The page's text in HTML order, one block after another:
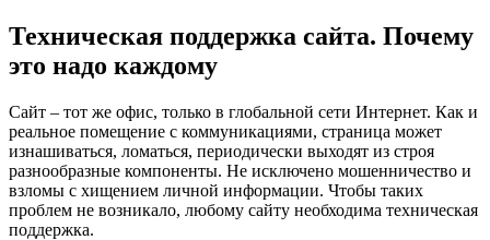
Техническая поддержка сайта. Почему
это надо каждому
Сайт – тот же офис, только в глобальной сети Интернет. Как и
реальное помещение с коммуникациями, страница может
изнашиваться, ломаться, периодически выходят из строя
разнообразные компоненты. Не исключено мошенничество и
взломы с хищением личной информации. Чтобы таких
проблем не возникало, любому сайту необходима техническая
поддержка.